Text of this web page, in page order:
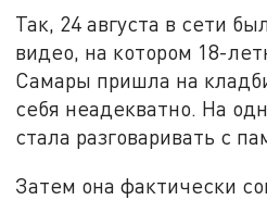
Так, 24 августа в сети
видео, на котором 18-
Самары пришла на
себя неадекватно. На
стала разговаривать с
Затем она фактически